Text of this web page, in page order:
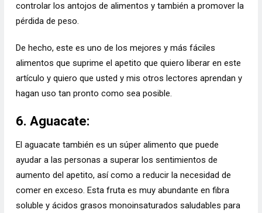
controlar los antojos de alimentos y también a promover la
pérdida de peso.
De hecho, este es uno de los mejores y más fáciles
alimentos que suprime el apetito que quiero liberar en este
artículo y quiero que usted y mis otros lectores aprendan y
hagan uso tan pronto como sea posible.
6. Aguacate:
El aguacate también es un súper alimento que puede
ayudar a las personas a superar los sentimientos de
aumento del apetito, así como a reducir la necesidad de
comer en exceso. Esta fruta es muy abundante en fibra
soluble y ácidos grasos monoinsaturados saludables para